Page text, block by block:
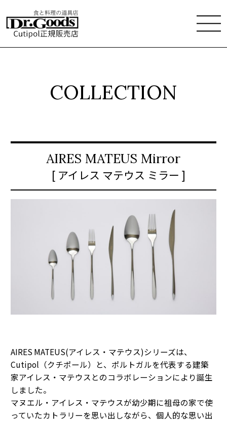
COLLECTION
AIRES MATEUS Mirror
[ アイレス マテウス ミラー ]
AIRES MATEUS(アイレス・マテウス)シリーズは、
Cutipol（クチポール）と、ポルトガルを代表する建築
家アイレス・マテウスとのコラボレーションにより誕生
しました。
マヌエル・アイレス・マテウスが幼少期に祖母の家で使
っていたカトラリーを思い出しながら、個人的な思い出